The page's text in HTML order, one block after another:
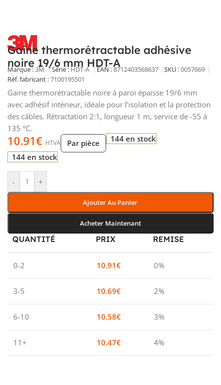
Gaine thermorétractable adhésive
noire 19/6 mm HDT-A
Marque :3M Série : HDT-A EAN :8712403568637 SKU :0057669
Réf. fabricant :7100195501
Gaine thermorétractable noire à paroi épaisse 19/6 mm
avec adhésif intérieur, idéale pour l’isolation et la protection
des câbles. Rétractation 2:1, longueur 1 m, service de -55 à
135 °C.
10.91€ HTVA Par pièce
144 en stock
144 en stock
- +
Ajouter Au Panier
Acheter Maintenant
QUANTITÉ PRIX REMISE
0-2 10.91€ 0%
3-5 10.69€ 2%
6-10 10.58€ 3%
11+ 10.47€ 4%